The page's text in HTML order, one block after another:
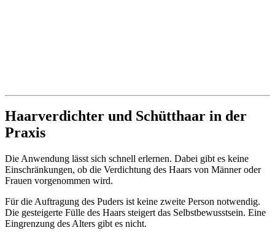
Haarverdichter und Schütthaar in der
Praxis
Die Anwendung lässt sich schnell erlernen. Dabei gibt es keine
Einschränkungen, ob die Verdichtung des Haars von Männer oder
Frauen vorgenommen wird.
Für die Auftragung des Puders ist keine zweite Person notwendig.
Die gesteigerte Fülle des Haars steigert das Selbstbewusstsein. Eine
Eingrenzung des Alters gibt es nicht.